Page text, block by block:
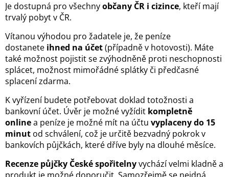
Je dostupná pro všechnyobčany ČR i cizince, kteří mají
trvalý pobyt v ČR.
Vítanou výhodou pro žadatele je, že peníze
dostanete ihned na účet(případně v hotovosti). Máte
také možnost pojistit se zvýhodněně proti neschopnosti
splácet, možnost mimořádné splátky či předčasné
splacení zdarma.
K vyřízení budete potřebovat doklad totožnosti a
bankovní účet. Úvěr je možné vyžídit kompletně
onlinea peníze je možné mít na účtu vyplaceny do 15
minut od schválení, což je určitě bezvadný pokrok v
bankovích půjčkách, které dříve byly na dlouhé měsíce.
Recenze půjčky České spořitelnyvychází velmi kladně a